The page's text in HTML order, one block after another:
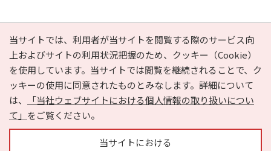
PAGE TOP
当サイトでは、利用者が当サイトを閲覧する際のサービス向
上およびサイトの利用状況把握のため、クッキー（Cookie）
を使用しています。当サイトでは閲覧を継続されることで、ク
ッキーの使用に同意されたものとみなします。詳細について
は、
「当社ウェブサイトにおける個人情報の取り扱いについ
て」 をご覧ください。
当サイトにおける
e-NAVITA（イーナビタ）とは？ お気に入り
ヘルプ
利用規約
個人情報の取り扱いについて
運営会社
サイトマップ
広告掲載に関するお問い合わせ